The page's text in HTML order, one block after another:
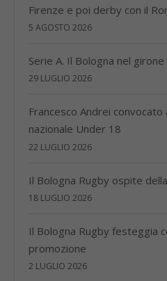
Firenze e poi derby con il
5 AGOSTO 2026
Serie A. Il Bologna nel
29 LUGLIO 2026
Francesco Andrei
nazionale Under 18
22 LUGLIO 2026
Il Bologna Rugby ospite
18 LUGLIO 2026
Il Bologna Rugby festeggia
promozione
2 LUGLIO 2026